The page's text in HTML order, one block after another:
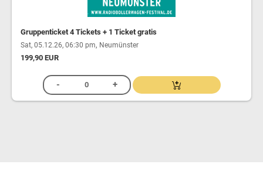
Gruppenticket 4 Tickets + 1 Ticket gratis
Sat, 05.12.26, 06:30 pm, Neumünster
199,90 EUR